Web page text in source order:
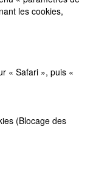
les cookies,
« Safari », puis «
(Blocage des